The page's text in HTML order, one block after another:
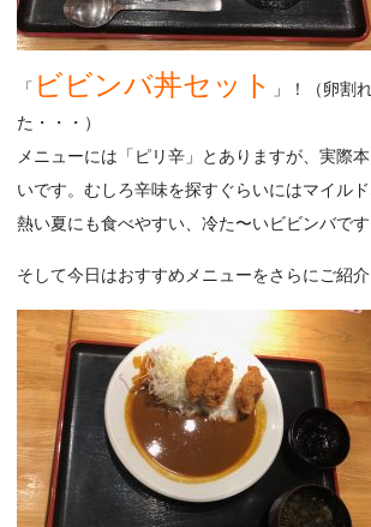
「 ビビンバ丼セット
」！（卵割
た・・・）
メニューには「ピリ辛」とありますが、実際
いです。むしろ辛味を探すぐらいにはマイルド
熱い夏にも食べやすい、冷た〜いビビンバです
そして今日はおすすめメニューをさらにご紹介